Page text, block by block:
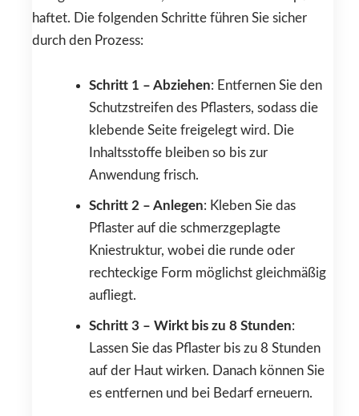
haftet. Die folgenden Schritte führen Sie sicher
durch den Prozess:
Schritt 1 – Abziehen: Entfernen Sie den
Schutzstreifen des Pflasters, sodass die
klebende Seite freigelegt wird. Die
Inhaltsstoffe bleiben so bis zur
Anwendung frisch.
Schritt 2 – Anlegen: Kleben Sie das
Pflaster auf die schmerzgeplagte
Kniestruktur, wobei die runde oder
rechteckige Form möglichst gleichmäßig
aufliegt.
Schritt 3 – Wirkt bis zu 8 Stunden:
Lassen Sie das Pflaster bis zu 8 Stunden
auf der Haut wirken. Danach können Sie
es entfernen und bei Bedarf erneuern.